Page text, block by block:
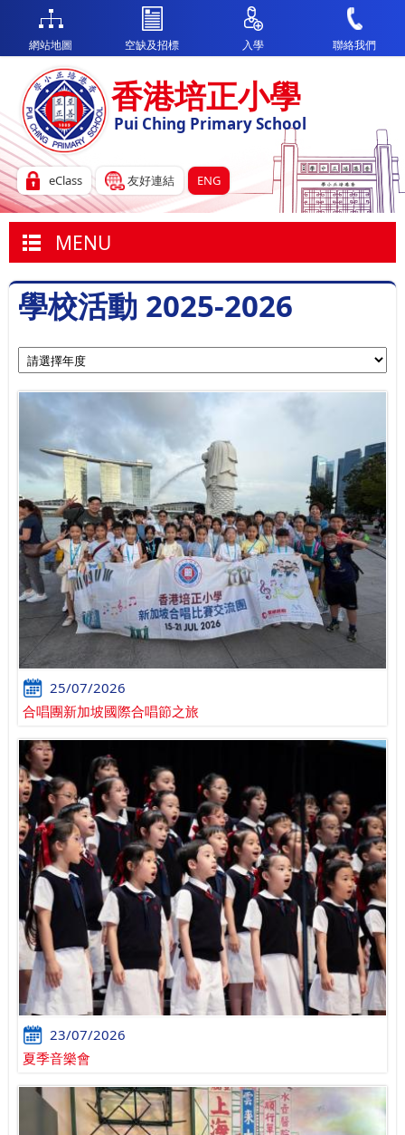
香港培正小學
Pui Ching Primary School
eClass 友好連結 ENG
網站地圖 空缺及招標 入學 聯絡我們
MENU
學校活動 2025-2026
25/07/2026
合唱團新加坡國際合唱節之旅
23/07/2026
夏季音樂會